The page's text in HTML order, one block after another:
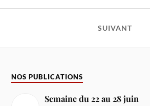
SUIVANT
NOS PUBLICATIONS
Semaine du 22 au 28 juin